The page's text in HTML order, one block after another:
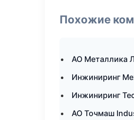
Похожие
АО Металлика
Инжиниринг
Инжиниринг
АО Точмаш